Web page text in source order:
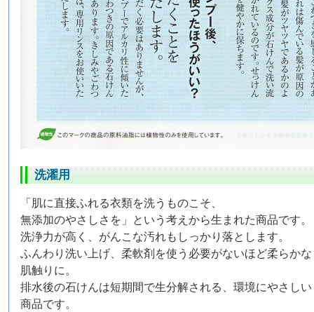
洗濯用
「肌に直接ふれる衣類を洗うものこそ、
無添加のやさしさを」という考えから生まれた商品です。
洗浄力が高く、がんこな汚れもしっかり落とします。
ふんわり洗い上げ、柔軟剤を使う必要がないほど柔らかな
肌触りに。
排水後の石けんは短期間で生分解される、環境にやさしい
商品です。